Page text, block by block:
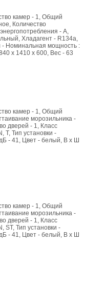
камер - 1, Общий
Количество
- A,
Хладагент - R134a,
- Номинальная мощность :
x 1410 x 600, Вес - 63
камер - 1, Общий
морозильника -
дверей - 1, Класс
T, Тип установки -
- 41, Цвет - белый, В x Ш
камер - 1, Общий
морозильника -
дверей - 1, Класс
ST, Тип установки -
- 41, Цвет - белый, В x Ш